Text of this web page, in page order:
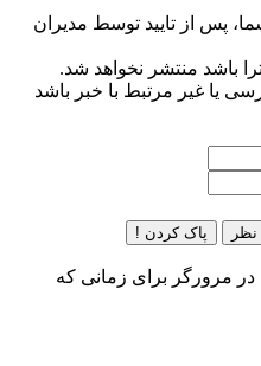
پس از تایید توسط مدیران
باشد منتشر نخواهد شد.
یا غیر مرتبط با خبر باشد
نظر پاک کردن !
در مرورگر برای زمانی که